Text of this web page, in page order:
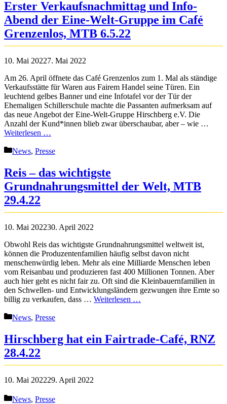
Erster Verkaufsnachmittag und Info-
Abend der Eine-Welt-Gruppe im Café
Grenzenlos, MTB 6.5.22
10. Mai 20227. Mai 2022
Am 26. April öffnete das Café Grenzenlos zum 1. Mal als ständige
Verkaufsstätte für Waren aus Fairem Handel seine Türen. Ein
leuchtend gelbes Banner und eine Infotafel vor der Tür der
Ehemaligen Schillerschule machte die Passanten aufmerksam auf
das neue Angebot der Eine-Welt-Gruppe Hirschberg e.V. Die
Anzahl der Kund*innen blieb zwar überschaubar, aber – wie …
Weiterlesen …
Kategorien
News, Presse
Reis – das wichtigste
Grundnahrungsmittel der Welt, MTB
29.4.22
10. Mai 202230. April 2022
Obwohl Reis das wichtigste Grundnahrungsmittel weltweit ist,
können die Produzentenfamilien häufig selbst davon nicht
menschenwürdig leben. Mehr als eine Milliarde Menschen leben
vom Reisanbau und produzieren fast 400 Millionen Tonnen. Aber
auch hier geht es nicht fair zu. Oft sind die Kleinbauernfamilien in
den Schwellen- und Entwicklungsländern gezwungen ihre Ernte so
billig zu verkaufen, dass … Weiterlesen …
Kategorien
News, Presse
Hirschberg hat ein Fairtrade-Café, RNZ
28.4.22
10. Mai 202229. April 2022
Kategorien
News, Presse